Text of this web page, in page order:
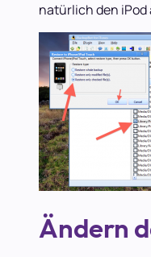
natürlich den iPod
Ändern